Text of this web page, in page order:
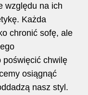
względu na ich
Każda
chronić sofę, ale
poświęcić chwilę
osiągnąć
nasz styl.